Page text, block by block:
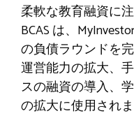
柔軟な教育融資に
BCAS は、
の負債ラウンドを
運営能力の拡大、
スの融資の導入、
の拡大に使用されま